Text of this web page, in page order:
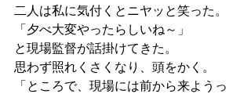
二人は私に気付くとニヤッと笑った。
「夕べ大変やったらしいね～」
と現場監督が話掛けてきた。
思わず照れくさくなり、頭をかく。
「ところで、現場には前から来ようっ